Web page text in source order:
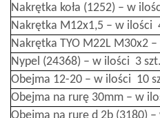
Nakrętka koła (1252) – w
Nakrętka M12x1,5 – w ilości
Nakrętka TYO M22L M30x2
Nypel (24368) – w ilości 3 szt.
Obejma 12-20 – w ilości 10
Obejma na rurę 30mm – w
Obejma na rurę d 2b (3180)